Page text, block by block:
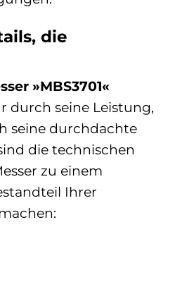
die
»MBS3701«
durch seine Leistung,
seine durchdachte
die technischen
zu einem
Ihrer